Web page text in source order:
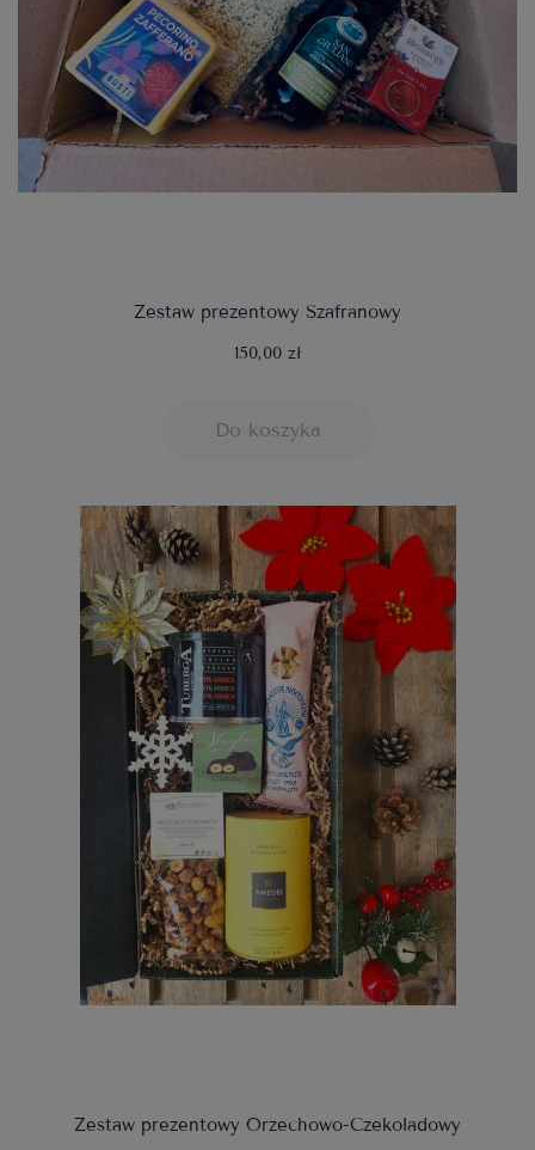
Zestaw prezentowy Szafranowy
150,00 zł
Do koszyka
Zestaw prezentowy Orzechowo-Czekoladowy